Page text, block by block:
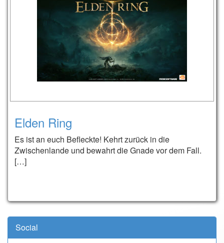
Elden Ring
Es ist an euch Befleckte! Kehrt zurück in die
Zwischenlande und bewahrt die Gnade vor dem Fall.
[…]
Social